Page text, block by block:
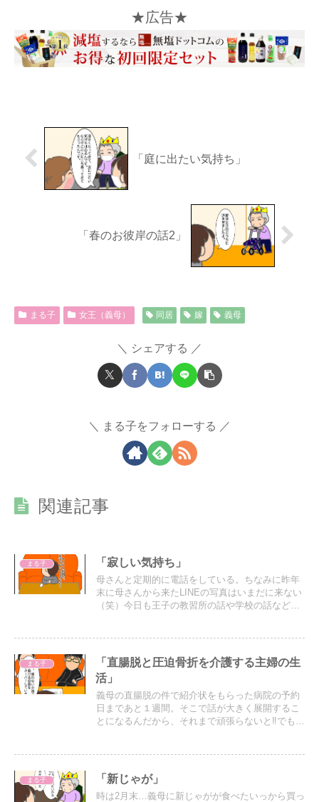
★広告★
「庭に出たい気持ち」
「春のお彼岸の話2」
まる子 女王（義母） 同居 嫁 義母
シェアする
まる子をフォローする
関連記事
まる子 「寂しい気持ち」
母さんと定期的に電話をしている。ちなみに昨年
末に母さんから来たLINEの写真はいまだに来ない
（笑）今日も王子の教習所の話や学校の話など他
まる子
「直腸脱と圧迫骨折を介護する主婦の生
活」
義母の直腸脱の件で紹介状をもらった病院の予約
日まであと１週間。そこで話が大きく展開するこ
とになるんだから、それまで頑張らないと‼︎でも私
まる子 「新じゃが」
時は2月末…義母に新じゃがが食べたいっから買っ